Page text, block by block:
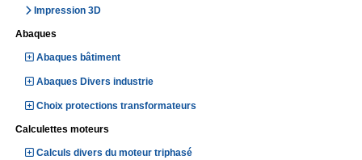
Impression 3D
Abaques
Abaques bâtiment
Abaques Divers industrie
Choix protections transformateurs
Calculettes moteurs
Calculs divers du moteur triphasé